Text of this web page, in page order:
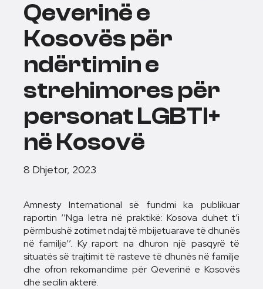
Qeverinë e
Kosovës për
ndërtimin e
strehimores për
personat LGBTI+
në Kosovë
8 Dhjetor, 2023
Amnesty International së fundmi ka publikuar
raportin ‘’Nga letra në praktikë: Kosova duhet t’i
përmbushë zotimet ndaj të mbijetuarave të dhunës
në familje’’. Ky raport na dhuron një pasqyrë të
situatës së trajtimit të rasteve të dhunës në familje
dhe ofron rekomandime për Qeverinë e Kosovës
dhe secilin akterë.